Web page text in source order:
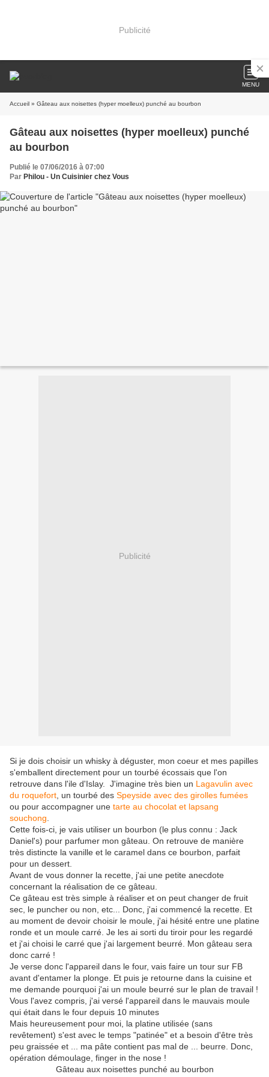
Publicité
MENU
Accueil » Gâteau aux noisettes (hyper moelleux) punché au bourbon
Gâteau aux noisettes (hyper moelleux) punché
au bourbon
Publié le 07/06/2016 à 07:00
Par Philou - Un Cuisinier chez Vous
Publicité
Si je dois choisir un whisky à déguster, mon coeur et mes papilles
s'emballent directement pour un tourbé écossais que l'on
retrouve dans l'ile d'Islay. J'imagine très bien un Lagavulin avec
du roquefort , un tourbé des Speyside avec des girolles fumées
ou pour accompagner une tarte au chocolat et lapsang
souchong
Cette fois-ci, je vais utiliser un bourbon (le plus connu : Jack
Daniel's) pour parfumer mon gâteau. On retrouve de manière
très distincte la vanille et le caramel dans ce bourbon, parfait
pour un dessert.
Avant de vous donner la recette, j'ai une petite anecdote
concernant la réalisation de ce gâteau.
Ce gâteau est très simple à réaliser et on peut changer de fruit
sec, le puncher ou non, etc... Donc, j'ai commencé la recette. Et
au moment de devoir choisir le moule, j'ai hésité entre une platine
ronde et un moule carré. Je les ai sorti du tiroir pour les regardé
et j'ai choisi le carré que j'ai largement beurré. Mon gâteau sera
donc carré !
Je verse donc l'appareil dans le four, vais faire un tour sur FB
avant d'entamer la plonge. Et puis je retourne dans la cuisine et
me demande pourquoi j'ai un moule beurré sur le plan de travail !
Vous l'avez compris, j'ai versé l'appareil dans le mauvais moule
qui était dans le four depuis 10 minutes
Mais heureusement pour moi, la platine utilisée (sans
revêtement) s'est avec le temps "patinée" et a besoin d'être très
peu graissée et ... ma pâte contient pas mal de ... beurre. Donc,
opération démoulage, finger in the nose !
Gâteau aux noisettes punché au bourbon